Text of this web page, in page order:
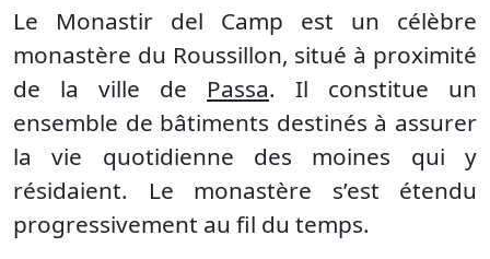
Le Monastir del Camp est un célèbre
monastère du Roussillon, situé à proximité
de la ville de Passa. Il constitue un
ensemble de bâtiments destinés à assurer
la vie quotidienne des moines qui y
résidaient. Le monastère s’est étendu
progressivement au fil du temps.